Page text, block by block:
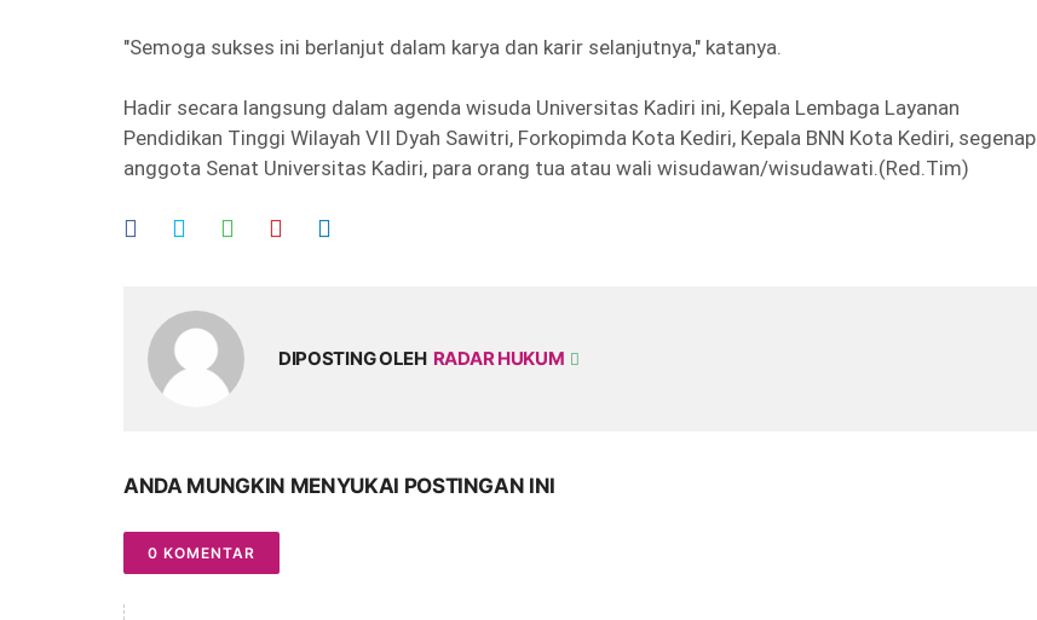
"Semoga sukses ini berlanjut dalam karya dan karir selanjutnya," katanya.
Hadir secara langsung dalam agenda wisuda Universitas Kadiri ini, Kepala Lembaga Layanan
Pendidikan Tinggi Wilayah VII Dyah Sawitri, Forkopimda Kota Kediri, Kepala BNN Kota Kediri, segenap
anggota Senat Universitas Kadiri, para orang tua atau wali wisudawan/wisudawati.(Red.Tim)
DIPOSTING OLEH RADAR HUKUM
ANDA MUNGKIN MENYUKAI POSTINGAN INI
0 KOMENTAR